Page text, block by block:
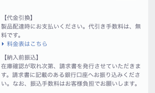
【代金引換】
製品配達時にお支払いください。代引き手数料は、無
料です。
料金表はこちら
【納入前振込】
在庫確認が取れ次第、請求書を発行させていただきま
す。請求書に記載のある銀行口座へお振り込みくださ
い。なお、振込手数料はお客様負担でお願いします。